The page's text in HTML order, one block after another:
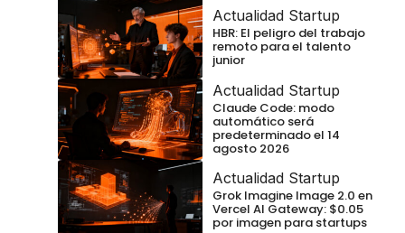
Actualidad Startup
HBR: El peligro del trabajo
remoto para el talento
junior
Actualidad Startup
Claude Code: modo
automático será
predeterminado el 14
agosto 2026
Actualidad Startup
Grok Imagine Image 2.0 en
Vercel AI Gateway: $0.05
por imagen para startups